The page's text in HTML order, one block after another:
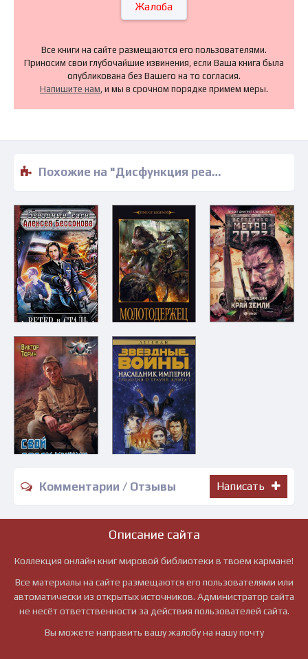
Жалоба
Все книги на сайте размещаются его пользователями.
Приносим свои глубочайшие извинения, если Ваша книга была
опубликована без Вашего на то согласия.
Напишите нам , и мы в срочном порядке примем меры.
Похожие на "Дисфункция реальности. Увертюра - Питер Гамильтон" книги читать бесплатно полные версии
Комментарии / Отзывы Написать
Описание сайта
Коллекция онлайн книг мировой библиотеки в твоем кармане!
Все материалы на сайте размещаются его пользователями или
автоматически из открытых источников. Администратор сайта
не несёт ответственности за действия пользователей сайта.
Вы можете направить вашу жалобу на нашу почту